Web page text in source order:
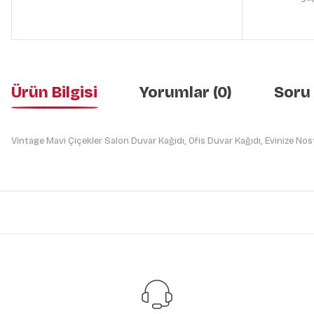
Ürün Bilgisi Yorumlar (0) Soru
Vintage Mavi Çiçekler Salon Duvar Kağıdı, Ofis Duvar Kağıdı, Evinize
Bu ürüne benzer farklı alternatifler olmalı.